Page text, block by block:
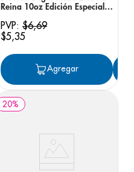
Agregar
Reina 10oz Edición Especial
PVP: $6,69
$5,35
Agregar
20%